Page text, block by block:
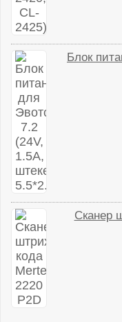
Блок
Сканер